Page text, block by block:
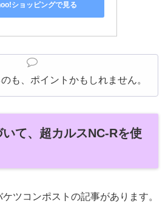
ショッピングで見る
も、ポイントかもしれません。
て、超カルスNC-Rを使
ツコンポストの記事があります。